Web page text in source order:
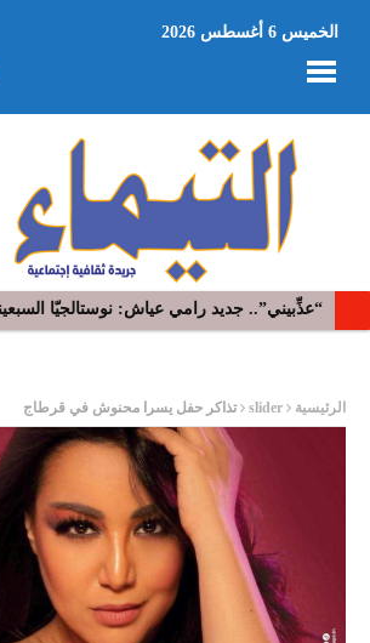
الخميس 6 أغسطس 2026
الدورة الخمسين لمهرجان بومخلوف الدولي
الرئيسية slider تذاكر حفل يسرا محنوش في قرطاج